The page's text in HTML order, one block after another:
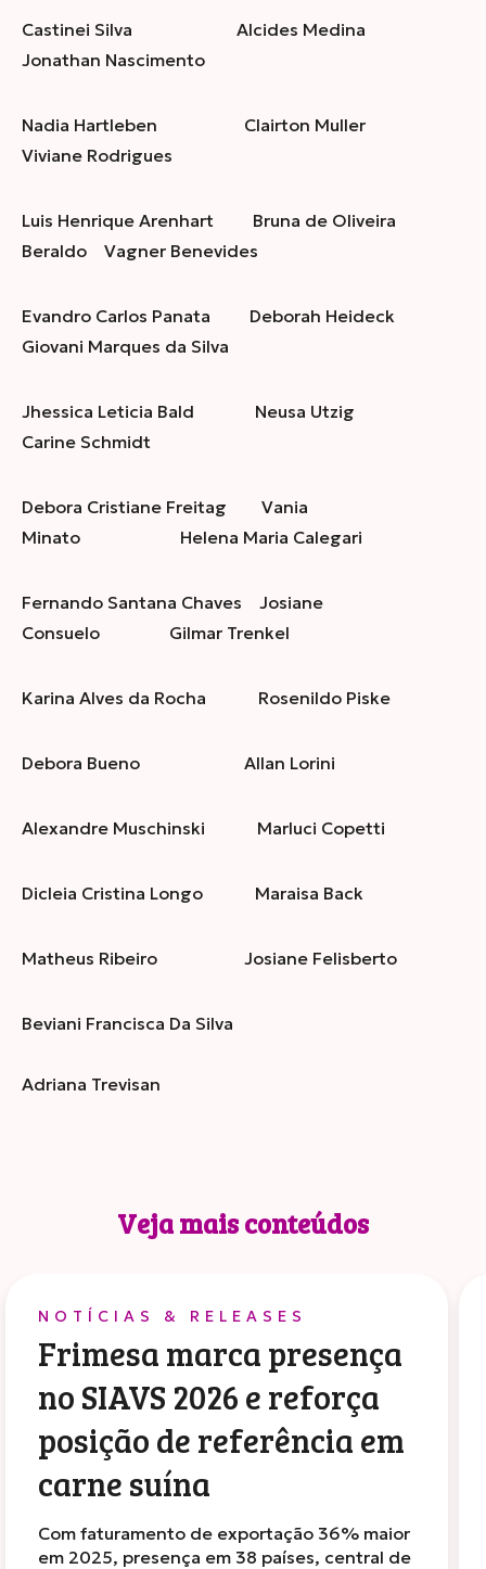
Castinei Silva Alcides Medina
Jonathan Nascimento
Nadia Hartleben Clairton Muller
Viviane Rodrigues
Luis Henrique Arenhart Bruna de Oliveira
Beraldo Vagner Benevides
Evandro Carlos Panata Deborah Heideck
Giovani Marques da Silva
Jhessica Leticia Bald Neusa Utzig
Carine Schmidt
Debora Cristiane Freitag Vania
Minato Helena Maria Calegari
Fernando Santana Chaves Josiane
Consuelo Gilmar Trenkel
Karina Alves da Rocha Rosenildo Piske
Debora Bueno Allan Lorini
Alexandre Muschinski Marluci Copetti
Dicleia Cristina Longo Maraisa Back
Matheus Ribeiro Josiane Felisberto
Beviani Francisca Da Silva
Adriana Trevisan
Veja mais conteúdos
NOTÍCIAS & RELEASES
Frimesa marca presença
no SIAVS 2026 e reforça
posição de referência em
carne suína
Com faturamento de exportação 36% maior
em 2025, presença em 38 países, central de